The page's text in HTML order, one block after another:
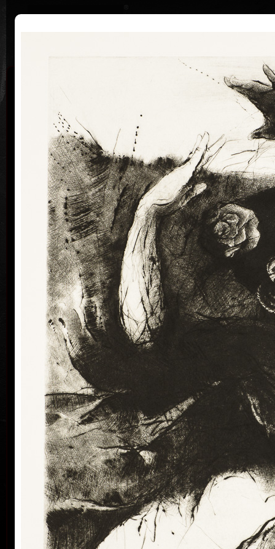
Tomáš Hřivnáč
1. 11. 1959
Narozen 1.11. 1959 v Praze. Studoval na Střední
uměleckoprůmyslové škole v Praze (1975 - 1979 ). Od
roku 1999 je členem „Sdružení českých umělců
grafiků HOLLAR“. Věnuje se především volné grafice,
nejčastěji suché jehle nebo akvarelu .
Jeho světem je svět ženy a poetiky, která ji obklopuje
a utváří. Grafické listy jsou jakoby záznamem
okamžiků, v nichž se projeví záblesk akce, situace,
gesta. I samotné názvy děl naznačují okamžitost a
torzovitost situací (Naposled, Uhýbat, Stranou,
Mimo aj.). Směrem k abstraktnosti míří jeho grafiky
tam, kde opouští i tvář a konkrétnost osobnosti, aby
zbyla jen linka, tvar a tomu odpovídající napětí.
Je členem Klubu konkretistů, Profil, Parabola,
Asociace volné grafiky (1993-1999), SČUG Hollar (od
1999), SCA (2003).
Mistr sametové linky
Tomáš Hřivnáč se v oblasti umění pohybuje dlouho a
velice sebevědomě. Jeho umělecký rádius se
nezaměřuje pouze na výtvarné aktivity, ale je i
uznávaným hráčem na bonga a další perkusní
nástroje. Právě dynamická a rytmická hudba s
etnickými prvky, na niž se zaměřuje, nachází